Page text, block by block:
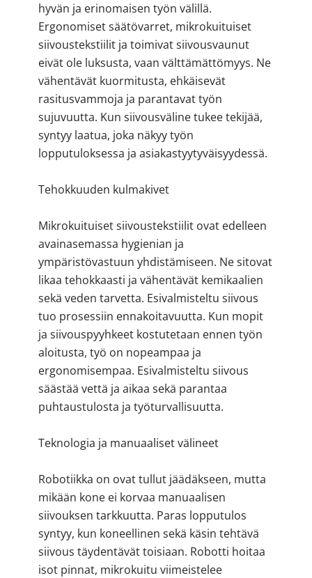
hyvän ja erinomaisen työn välillä.
Ergonomiset säätövarret, mikrokuituiset
siivoustekstiilit ja toimivat siivousvaunut
eivät ole luksusta, vaan välttämättömyys. Ne
vähentävät kuormitusta, ehkäisevät
rasitusvammoja ja parantavat työn
sujuvuutta. Kun siivousväline tukee tekijää,
syntyy laatua, joka näkyy työn
lopputuloksessa ja asiakastyytyväisyydessä.
Tehokkuuden kulmakivet
Mikrokuituiset siivoustekstiilit ovat edelleen
avainasemassa hygienian ja
ympäristövastuun yhdistämiseen. Ne sitovat
likaa tehokkaasti ja vähentävät kemikaalien
sekä veden tarvetta. Esivalmisteltu siivous
tuo prosessiin ennakoitavuutta. Kun mopit
ja siivouspyyhkeet kostutetaan ennen työn
aloitusta, työ on nopeampaa ja
ergonomisempaa. Esivalmisteltu siivous
säästää vettä ja aikaa sekä parantaa
puhtaustulosta ja työturvallisuutta.
Teknologia ja manuaaliset välineet
Robotiikka on ovat tullut jäädäkseen, mutta
mikään kone ei korvaa manuaalisen
siivouksen tarkkuutta. Paras lopputulos
syntyy, kun koneellinen sekä käsin tehtävä
siivous täydentävät toisiaan. Robotti hoitaa
isot pinnat, mikrokuitu viimeistelee